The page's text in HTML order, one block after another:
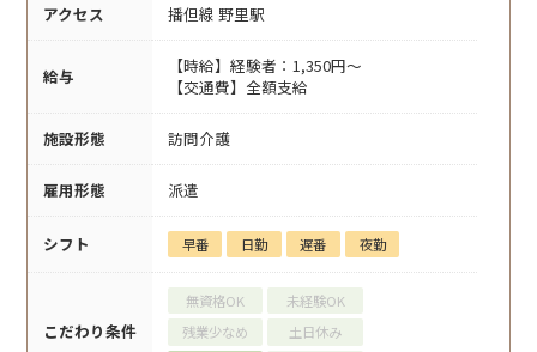
アクセス 播但線 野里駅
給与
【時給】経験者：1,350円～
【交通費】全額支給
施設形態 訪問介護
雇用形態 派遣
シフト 早番 日勤 遅番 夜勤
こだわり条件
無資格OK
未経験OK
残業少なめ
土日休み